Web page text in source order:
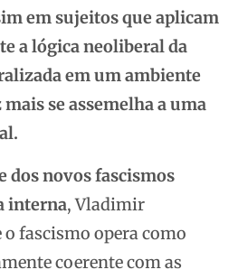
em sujeitos que aplicam
a lógica neoliberal da
em um ambiente
se assemelha a uma
dos novos fascismos
interna, Vladimir
o fascismo opera como
coerente com as